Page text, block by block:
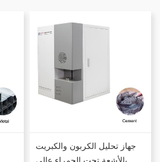
جهاز تحليل الكربون والكبريت